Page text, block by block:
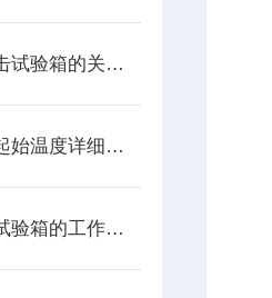
定期清洁温度冲击试验箱的关键部件
冷热冲击试验的起始温度详细说明
两箱式冷热冲击试验箱的工作原理是什么？